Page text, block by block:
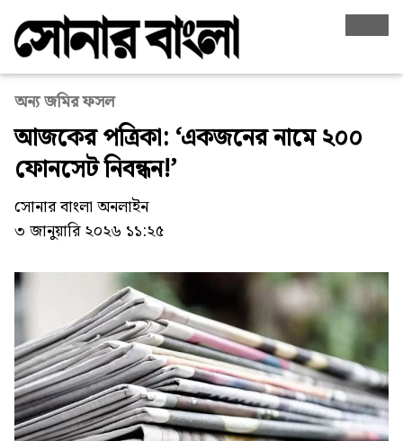
অন্য জমির ফসল
আজকের পত্রিকা: ‘একজনের নামে ২০০
ফোনসেট নিবন্ধন!’
সোনার বাংলা অনলাইন
৩ জানুয়ারি ২০২৬ ১১:২৫